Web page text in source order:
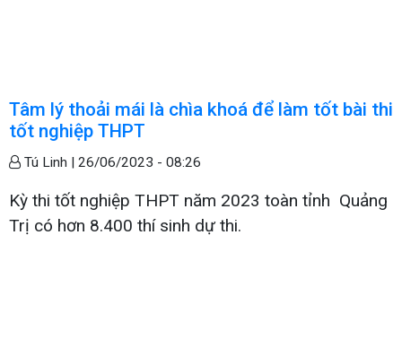
Tâm lý thoải mái là chìa khoá để làm tốt bài thi
tốt nghiệp THPT
Tú Linh | 26/06/2023 - 08:26
Kỳ thi tốt nghiệp THPT năm 2023 toàn tỉnh Quảng
Trị có hơn 8.400 thí sinh dự thi.